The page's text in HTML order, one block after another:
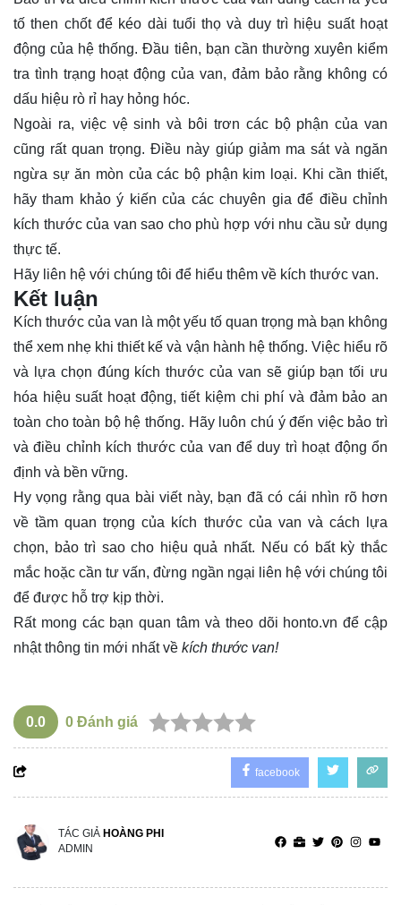
tố then chốt để kéo dài tuổi thọ và duy trì hiệu suất hoạt
động của hệ thống. Đầu tiên, bạn cần thường xuyên kiểm
tra tình trạng hoạt động của van, đảm bảo rằng không có
dấu hiệu rò rỉ hay hỏng hóc.
Ngoài ra, việc vệ sinh và bôi trơn các bộ phận của van
cũng rất quan trọng. Điều này giúp giảm ma sát và ngăn
ngừa sự ăn mòn của các bộ phận kim loại. Khi cần thiết,
hãy tham khảo ý kiến của các chuyên gia để điều chỉnh
kích thước của van sao cho phù hợp với nhu cầu sử dụng
thực tế.
Hãy liên hệ với chúng tôi để hiểu thêm về kích thước van.
Kết luận
Kích thước của van là một yếu tố quan trọng mà bạn không
thể xem nhẹ khi thiết kế và vận hành hệ thống. Việc hiểu rõ
và lựa chọn đúng kích thước của van sẽ giúp bạn tối ưu
hóa hiệu suất hoạt động, tiết kiệm chi phí và đảm bảo an
toàn cho toàn bộ hệ thống. Hãy luôn chú ý đến việc bảo trì
và điều chỉnh kích thước của van để duy trì hoạt động ổn
định và bền vững.
Hy vọng rằng qua bài viết này, bạn đã có cái nhìn rõ hơn
về tầm quan trọng của kích thước của van và cách lựa
chọn, bảo trì sao cho hiệu quả nhất. Nếu có bất kỳ thắc
mắc hoặc cần tư vấn, đừng ngần ngại liên hệ với chúng tôi
để được hỗ trợ kịp thời.
Rất mong các bạn quan tâm và theo dõi honto.vn để cập
nhật thông tin mới nhất về kích thước van!
0.0 0 Đánh giá
facebook
TÁC GIẢ HOÀNG PHI
ADMIN